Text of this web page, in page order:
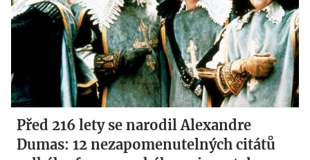
Před 216 lety se narodil Alexandre
Dumas: 12 nezapomenutelných citátů